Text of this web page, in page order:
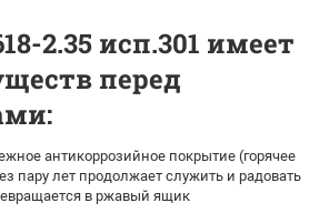
2.35 исп.301 имеет
перед
антикоррозийное покрытие (горячее
пару лет продолжает служить и радовать
в ржавый ящик